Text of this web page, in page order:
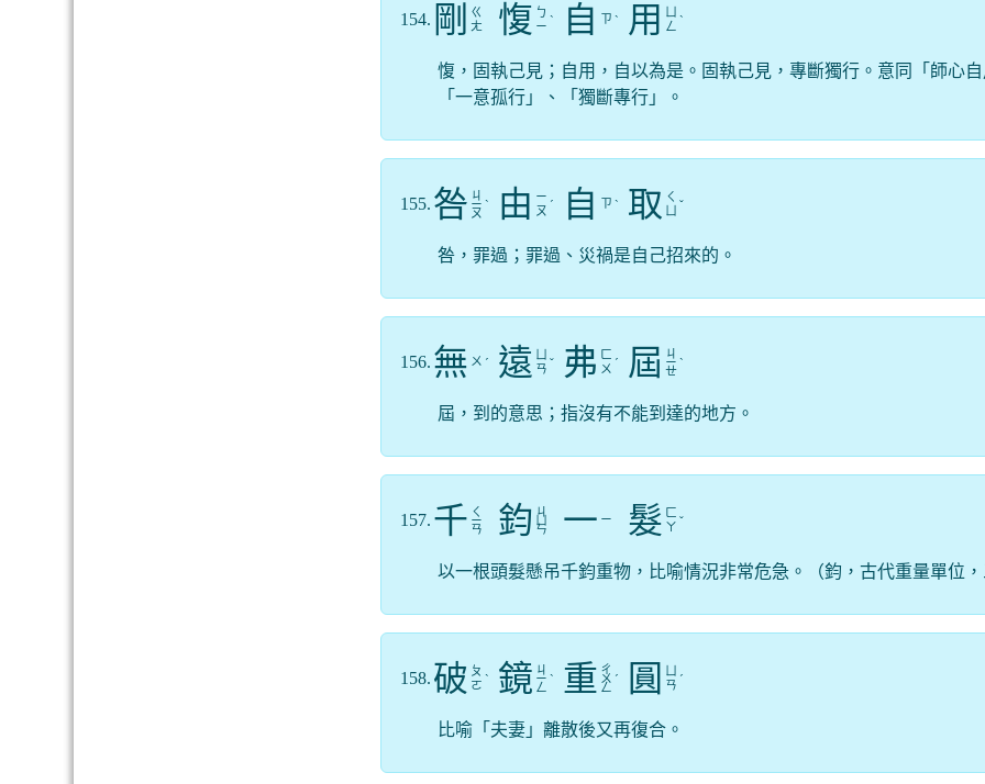
154. 剛
ㄍ
ㄤ
愎 ㄅ
ㄧ ˋ 自 ㄗ ˋ 用
ㄥ ˋ
愎，固執己見；自用，自以為是。固執己見，專斷獨行。意同「師心
「一意孤行」、「獨斷專行」。
155. 咎 ㄐ
ㄧ
ㄡ
ˋ 由 ㄧ
ㄡ ˊ 自 ㄗ ˋ 取 ㄑ
ˇ
咎，罪過；罪過、災禍是自己招來的。
156. 無 ㄨ ˊ 遠 ㄢ ˇ 弗 ㄈ
ㄨ ˊ 屆 ㄐ
ㄧ
ㄝ
ˋ
屆，到的意思；指沒有不能到達的地方。
157. 千 ㄑ
ㄧ
ㄢ 鈞 ㄐ
ㄩ
ㄣ 一 ㄧ 髮 ㄈ
ㄚ ˇ
以一根頭髮懸吊千鈞重物，比喻情況非常危急。（鈞，古代重量單位
158. 破 ㄆ
ㄛ ˋ 鏡 ㄐ
ㄧ
ㄥ
ˋ 重 ㄔ
ㄨ
ㄥ
ˊ 圓
ㄢ ˊ
比喻「夫妻」離散後又再復合。